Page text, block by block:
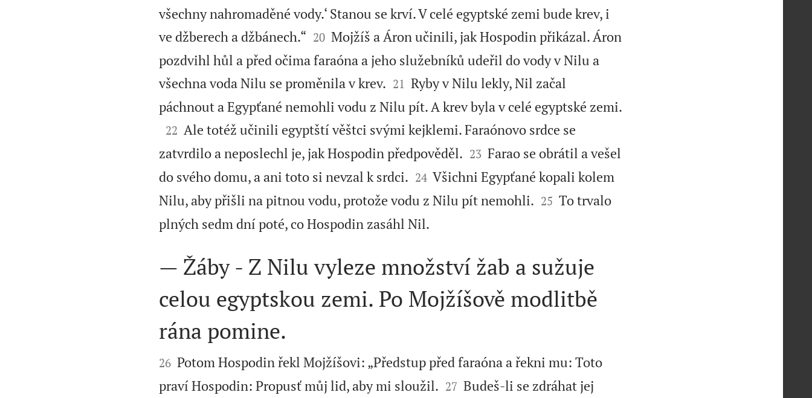
všechny nahromaděné vody.‘ Stanou se krví. V celé egyptské zemi bude krev, i
ve džberech a džbánech.“
20 Mojžíš a Áron učinili, jak Hospodin přikázal. Áron
pozdvihl hůl a před očima faraóna a jeho služebníků udeřil do vody v Nilu a
všechna voda Nilu se proměnila v krev.
21 Ryby v Nilu lekly, Nil začal
páchnout a Egypťané nemohli vodu z Nilu pít. A krev byla v celé egyptské zemi.

22 Ale totéž učinili egyptští věštci svými kejklemi. Faraónovo srdce se
zatvrdilo a neposlechl je, jak Hospodin předpověděl.
23 Farao se obrátil a vešel
do svého domu, a ani toto si nevzal k srdci.
24 Všichni Egypťané kopali kolem
Nilu, aby přišli na pitnou vodu, protože vodu z Nilu pít nemohli.
25 To trvalo
plných sedm dní poté, co Hospodin zasáhl Nil.

— Žáby - Z Nilu vyleze množství žab a sužuje
celou egyptskou zemi. Po Mojžíšově modlitbě
rána pomine.

26 Potom Hospodin řekl Mojžíšovi: „Předstup před faraóna a řekni mu: Toto
praví Hospodin: Propusť můj lid, aby mi sloužil.
27 Budeš-li se zdráhat jej